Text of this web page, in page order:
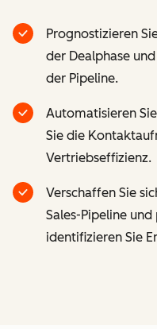
Prognostizieren
der Dealphase
der Pipeline.
Automatisieren
Sie die
Vertriebseffizienz.
Verschaffen Sie
Sales-Pipeline
identifizieren Sie